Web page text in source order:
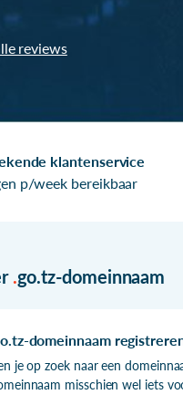
reviews
klantenservice
p/week bereikbaar
.go.tz-domeinnaam
domeinnaam
je op zoek naar een
misschien wel iets